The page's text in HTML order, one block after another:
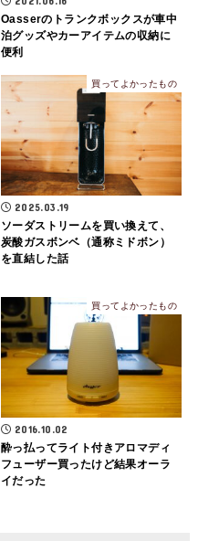
Oasserのトランクボックスが車中
泊グッズやカーアイテムの収納に
便利
買ってよかったもの
2025.03.19
ソーダストリームを買い換えて、
炭酸ガスボンベ（通称ミドボン）
を直結した話
買ってよかったもの
2016.10.02
酔っ払ってライト付きアロマディ
フューザー買ったけど結果オーラ
イだった